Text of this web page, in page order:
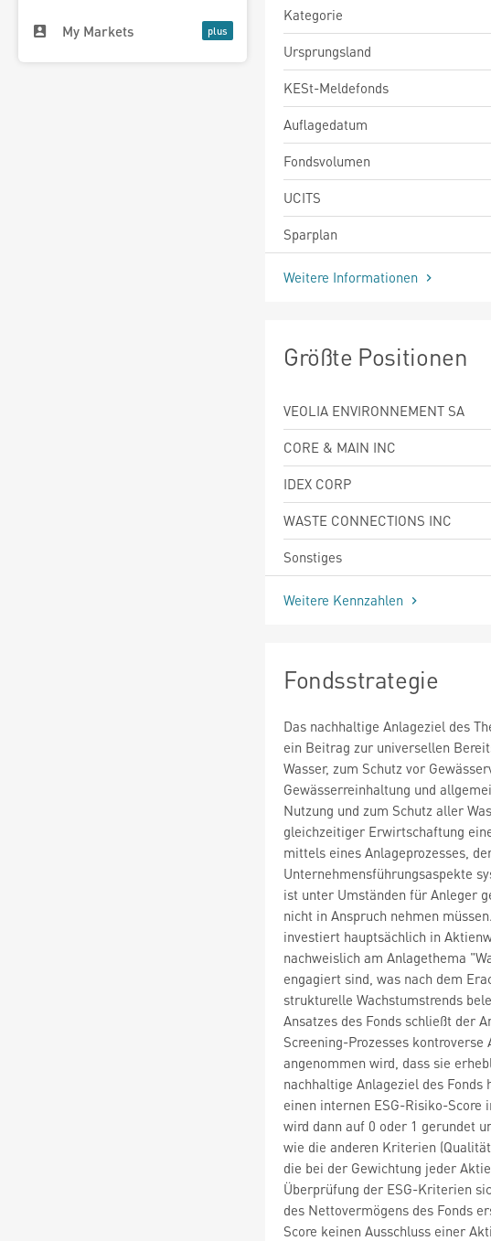
My Markets
Kategorie
Ursprungsland
KESt-Meldefonds
Auflagedatum
Fondsvolumen
UCITS
Sparplan
Weitere Informationen
Größte Positionen
VEOLIA ENVIRONNEMENT SA
CORE & MAIN INC
IDEX CORP
WASTE CONNECTIONS INC
Sonstiges
Weitere Kennzahlen
Fondsstrategie
Das nachhaltige Anlageziel des
ein Beitrag zur universellen
Wasser, zum Schutz vor
Gewässerreinhaltung und
Nutzung und zum Schutz aller
gleichzeitiger Erwirtschaftung
mittels eines Anlageprozesses,
Unternehmensführungsaspekte
ist unter Umständen für Anleger
nicht in Anspruch nehmen
investiert hauptsächlich in
nachweislich am Anlagethema
engagiert sind, was nach dem
strukturelle Wachstumstrends
Ansatzes des Fonds schließt der
Screening-Prozesses
angenommen wird, dass sie
nachhaltige Anlageziel des
einen internen ESG-Risiko-Score
wird dann auf 0 oder 1 gerundet
wie die anderen Kriterien
die bei der Gewichtung jeder
Überprüfung der ESG-Kriterien
des Nettovermögens des Fonds
Score keinen Ausschluss einer